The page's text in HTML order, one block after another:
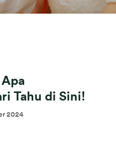
Tahu di Sini!
2024